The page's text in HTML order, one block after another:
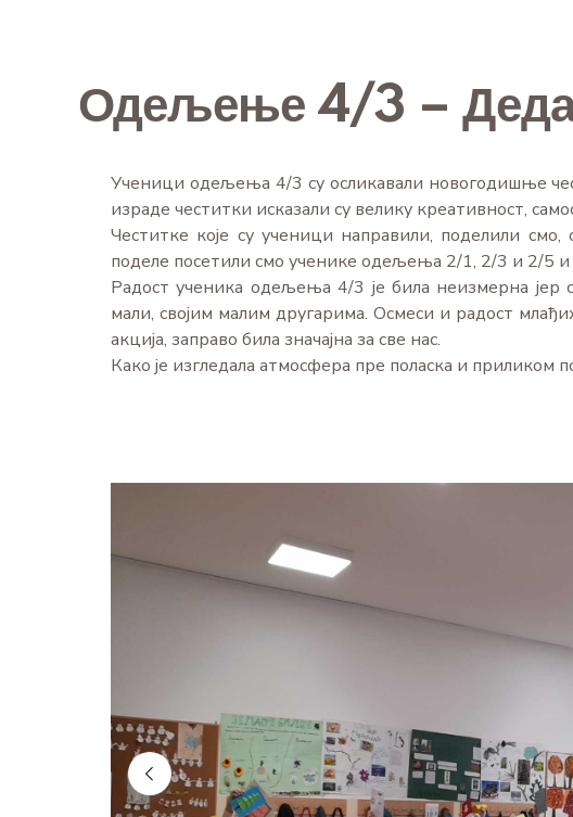
Одељење 4/3 – Деда
Ученици одељења 4/3 су осликавали новогодишње
израде честитки исказали су велику креативност,
Честитке које су ученици направили, поделили
поделе посетили смо ученике одељења 2/1, 2/3 и 2/5 и
Радост ученика одељења 4/3 је била неизмерна
мали, својим малим другарима. Осмеси и радост
акција, заправо била значајна за све нас.
Како је изгледала атмосфера пре поласка и приликом